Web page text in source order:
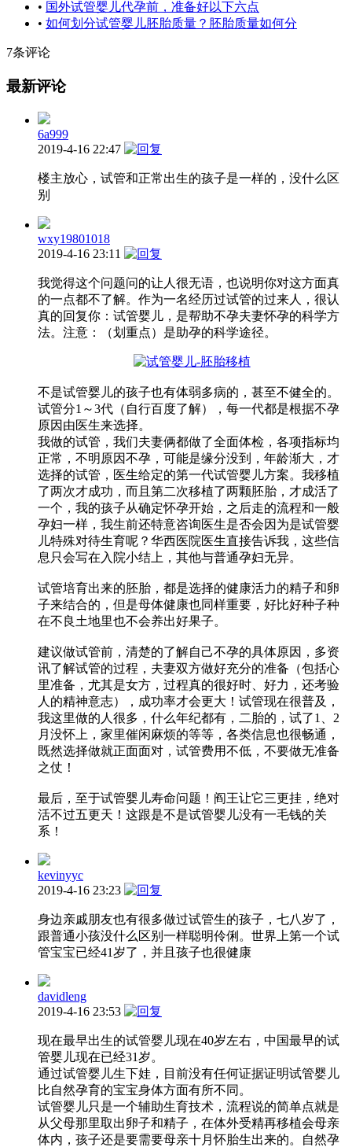
• 国外试管婴儿代孕前，准备好以下六点
• 如何划分试管婴儿胚胎质量？胚胎质量如何分
7条评论
最新评论
6a999
2019-4-16 22:47
楼主放心，试管和正常出生的孩子是一样的，没什么区
别
wxy19801018
2019-4-16 23:11
我觉得这个问题问的让人很无语，也说明你对这方面真
的一点都不了解。作为一名经历过试管的过来人，很认
真的回复你：试管婴儿，是帮助不孕夫妻怀孕的科学方
法。注意：（划重点）是助孕的科学途径。
不是试管婴儿的孩子也有体弱多病的，甚至不健全的。
试管分1～3代（自行百度了解），每一代都是根据不孕
原因由医生来选择。
我做的试管，我们夫妻俩都做了全面体检，各项指标均
正常，不明原因不孕，可能是缘分没到，年龄渐大，才
选择的试管，医生给定的第一代试管婴儿方案。我移植
了两次才成功，而且第二次移植了两颗胚胎，才成活了
一个，我的孩子从确定怀孕开始，之后走的流程和一般
孕妇一样，我生前还特意咨询医生是否会因为是试管婴
儿特殊对待生育呢？华西医院医生直接告诉我，这些信
息只会写在入院小结上，其他与普通孕妇无异。
试管培育出来的胚胎，都是选择的健康活力的精子和卵
子来结合的，但是母体健康也同样重要，好比好种子种
在不良土地里也不会养出好果子。
建议做试管前，清楚的了解自己不孕的具体原因，多资
讯了解试管的过程，夫妻双方做好充分的准备（包括心
里准备，尤其是女方，过程真的很好时、好力，还考验
人的精神意志），成功率才会更大！试管现在很普及，
我这里做的人很多，什么年纪都有，二胎的，试了1、2
月没怀上，家里催闲麻烦的等等，各类信息也很畅通，
既然选择做就正面面对，试管费用不低，不要做无准备
之仗！
最后，至于试管婴儿寿命问题！阎王让它三更挂，绝对
活不过五更天！这跟是不是试管婴儿没有一毛钱的关
系！
kevinyyc
2019-4-16 23:23
身边亲戚朋友也有很多做过试管生的孩子，七八岁了，
跟普通小孩没什么区别一样聪明伶俐。世界上第一个试
管宝宝已经41岁了，并且孩子也很健康
davidleng
2019-4-16 23:53
现在最早出生的试管婴儿现在40岁左右，中国最早的试
管婴儿现在已经31岁。
通过试管婴儿生下娃，目前没有任何证据证明试管婴儿
比自然孕育的宝宝身体方面有所不同。
试管婴儿只是一个辅助生育技术，流程说的简单点就是
从父母那里取出卵子和精子，在体外受精再移植会母亲
体内，孩子还是要需要母亲十月怀胎生出来的。自然孕